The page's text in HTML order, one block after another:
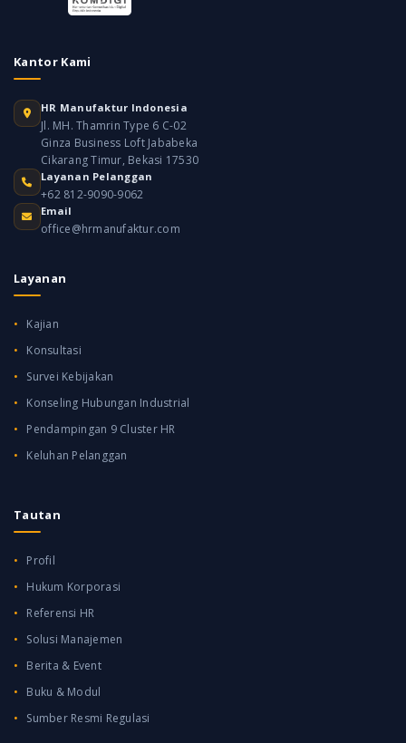
Kantor Kami
HR Manufaktur Indonesia
Jl. MH. Thamrin Type 6 C-02
Ginza Business Loft Jababeka
Cikarang Timur, Bekasi 17530
Layanan Pelanggan
+62 812-9090-9062
Email
office@hrmanufaktur.com
Layanan
Kajian
Konsultasi
Survei Kebijakan
Konseling Hubungan Industrial
Pendampingan 9 Cluster HR
Keluhan Pelanggan
Tautan
Profil
Hukum Korporasi
Referensi HR
Solusi Manajemen
Berita & Event
Buku & Modul
Sumber Resmi Regulasi